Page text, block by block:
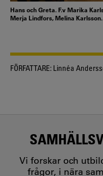
Hans och Greta. F.v Marika
Merja Lindfors, Melina Karlsson.
FÖRFATTARE: Linnéa
Vi forskar och
frågor, i nära